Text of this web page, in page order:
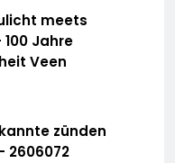
meets
Jahre
Veen
zünden
2606072